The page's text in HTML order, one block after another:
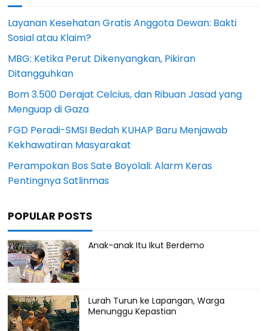
Layanan Kesehatan Gratis Anggota Dewan: Bakti
Sosial atau Klaim?
MBG: Ketika Perut Dikenyangkan, Pikiran
Ditangguhkan
Bom 3.500 Derajat Celcius, dan Ribuan Jasad yang
Menguap di Gaza
FGD Peradi-SMSI Bedah KUHAP Baru Menjawab
Kekhawatiran Masyarakat
Perampokan Bos Sate Boyolali: Alarm Keras
Pentingnya Satlinmas
POPULAR POSTS
Anak-anak Itu Ikut Berdemo
Lurah Turun ke Lapangan, Warga
Menunggu Kepastian